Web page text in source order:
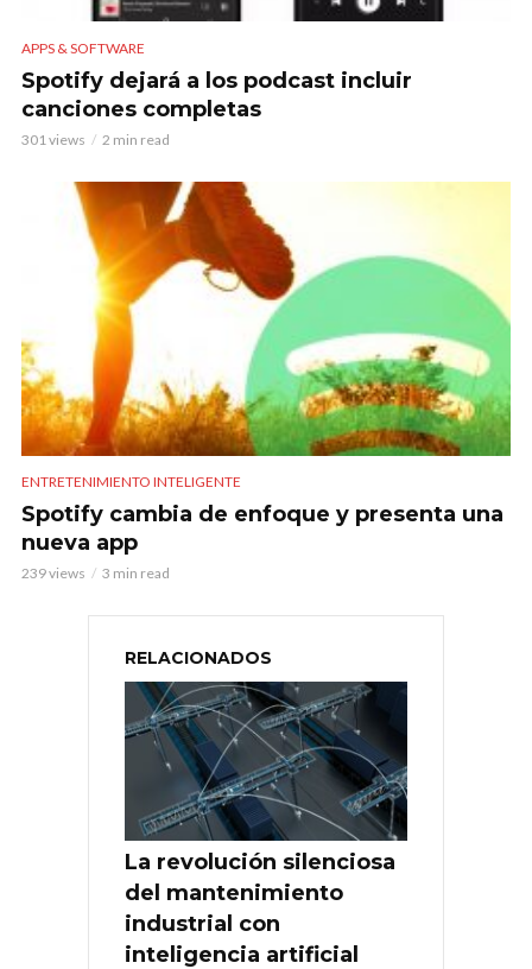
APPS & SOFTWARE
Spotify dejará a los podcast incluir
canciones completas
301 views 2 min read
ENTRETENIMIENTO INTELIGENTE
Spotify cambia de enfoque y presenta una
nueva app
239 views 3 min read
RELACIONADOS
La revolución silenciosa
del mantenimiento
industrial con
inteligencia artificial